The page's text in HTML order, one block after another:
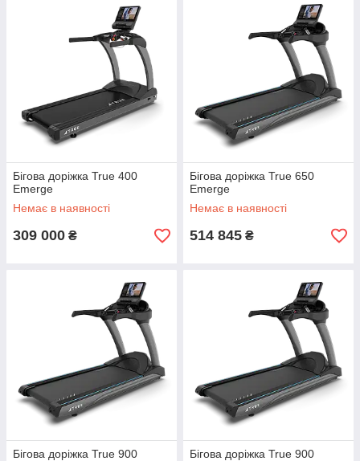
Бігова доріжка True 400
Emerge
Немає в наявності
309 000 ₴
Бігова доріжка True 650
Emerge
Немає в наявності
514 845 ₴
Бігова доріжка True 900
Бігова доріжка True 900